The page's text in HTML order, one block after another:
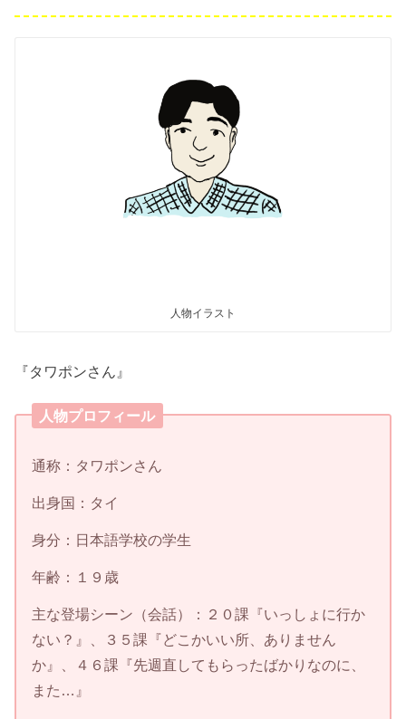
人物イラスト
『タワポンさん』
人物プロフィール
通称：タワポンさん
出身国：タイ
身分：日本語学校の学生
年齢：１９歳
主な登場シーン（会話）：２０課『いっしょに行か
ない？』、３５課『どこかいい所、ありません
か』、４６課『先週直してもらったばかりなのに、
また…』